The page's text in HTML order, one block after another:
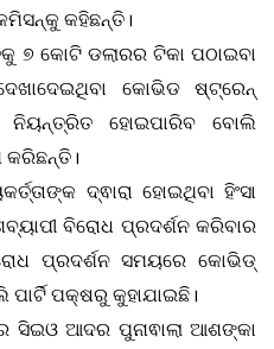
କହିଛନ୍ତି।
କୋଟି ଡଲାରର ଟିକା ପଠାଇବା
କୋଭିଡ ଷ୍ଟ୍ରେନ୍
ନିୟନ୍ତ୍ରିତ ହୋଇପାରିବ ବୋଲି
କରିଛନ୍ତି।
ଦ୍ଵାରା ହୋଇଥିବା ହିଂସା
ବିରୋଧ ପ୍ରଦର୍ଶନ କରିବାର
ପ୍ରଦର୍ଶନ ସମୟରେ କୋଭିଡ୍
ପକ୍ଷରୁ କୁହାଯାଇଛି।
ଆଦର ପୁନାଵାଲା ଆଶଙ୍କା